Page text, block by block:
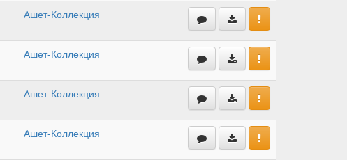
Ашет-Коллекция
Ашет-Коллекция
Ашет-Коллекция
Ашет-Коллекция